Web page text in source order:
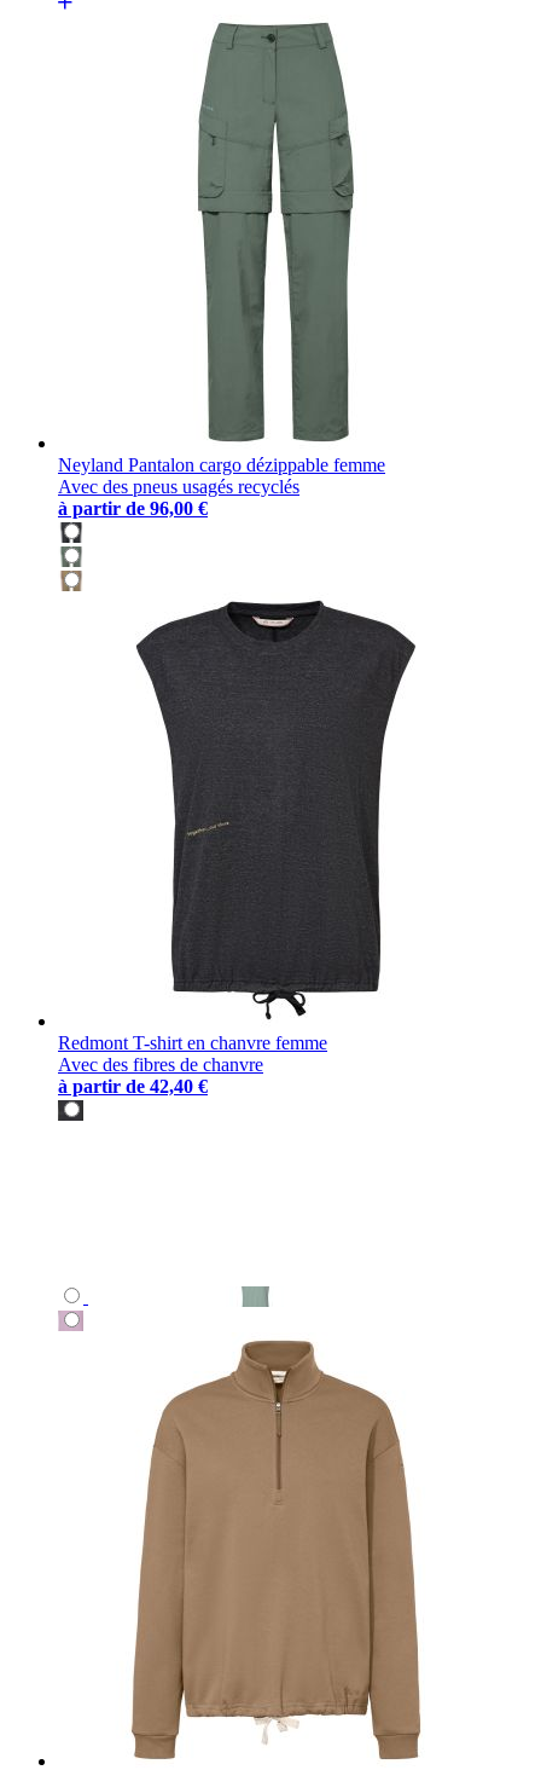
Neyland Pantalon cargo dézippable femme
Avec des pneus usagés recyclés
à partir de 96,00 €
Redmont T-shirt en chanvre femme
Avec des fibres de chanvre
à partir de 42,40 €